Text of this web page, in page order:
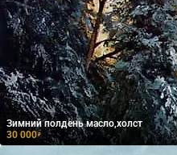
Зимний полдень масло,холст
30 000₽